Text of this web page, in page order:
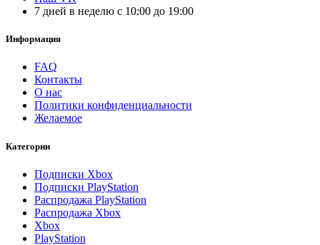
7 дней в неделю с 10:00 до 19:00
Информация
FAQ
Контакты
О нас
Политики конфиденциальности
Желаемое
Категории
Подписки Xbox
Подписки PlayStation
Распродажа PlayStation
Распродажа Xbox
Xbox
PlayStation